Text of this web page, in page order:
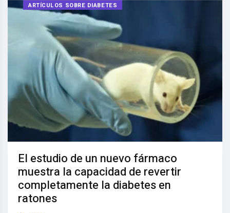
ARTÍCULOS SOBRE DIABETES
El estudio de un nuevo fármaco
muestra la capacidad de revertir
completamente la diabetes en
ratones